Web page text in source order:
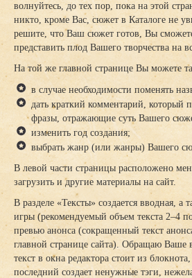
волнуйтесь, до тех пор, пока на этой
никто, кроме Вас, сюжет в Каталоге не
решите, что Ваш сюжет готов, Вы
представить плод Вашего творчества на
На той же главной странице Вы можете
в случае необходимости поменять
дать краткий комментарий, который
фразы, отражающие суть Вашего
изменить год создания;
выбрать жанр (или жанры) Вашего
В левой части страницы расположено
загрузить и другие материалы на сайт.
В разделе «Тексты» создается вводная, а
игры (рекомендуемый объем текста 2–4
превью анонса (сокращенный текст
главной странице сайта). Обращаю Ваше
текст в окна редактора стоит из
последний создает ненужные тэги,